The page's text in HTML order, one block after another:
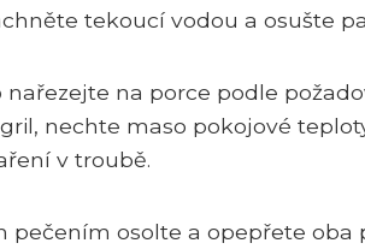
tekoucí vodou a osušte
nařezejte na porce podle
nechte maso pokojové
v troubě.
pečením osolte a opepřete